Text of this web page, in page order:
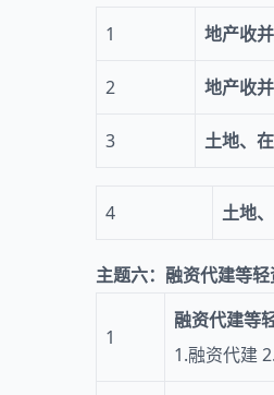
1
地产收
2 地产收
3 土地、
4 土地
主题六：融资代建等
1
融资代建等
1.融资代建